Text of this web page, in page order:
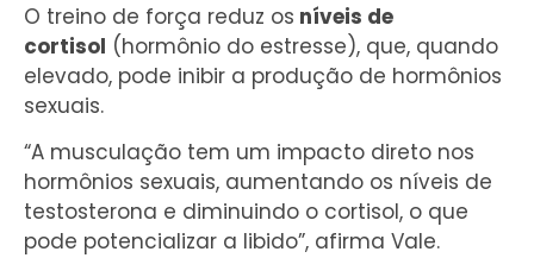
O treino de força reduz os níveis de
cortisol (hormônio do estresse), que, quando
elevado, pode inibir a produção de hormônios
sexuais.
“A musculação tem um impacto direto nos
hormônios sexuais, aumentando os níveis de
testosterona e diminuindo o cortisol, o que
pode potencializar a libido”, afirma Vale.